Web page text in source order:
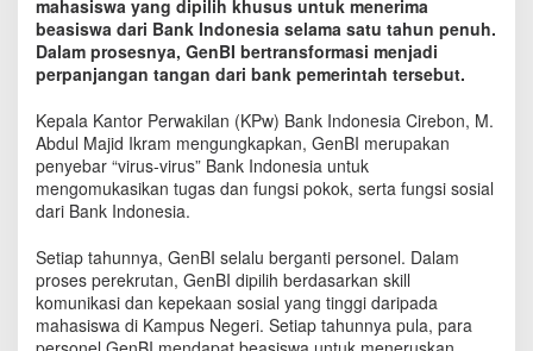
r
"
V
i
u
s
-
V
i
r
s
"
B
a
mahasiswa yang dipilih khusus untuk menerima
beasiswa dari Bank Indonesia selama satu tahun penuh.
Dalam prosesnya, GenBI bertransformasi menjadi
perpanjangan tangan dari bank pemerintah tersebut.
Kepala Kantor Perwakilan (KPw) Bank Indonesia Cirebon, M.
Abdul Majid Ikram mengungkapkan, GenBI merupakan
penyebar “virus-virus” Bank Indonesia untuk
mengomukasikan tugas dan fungsi pokok, serta fungsi sosial
dari Bank Indonesia.
Setiap tahunnya, GenBI selalu berganti personel. Dalam
proses perekrutan, GenBI dipilih berdasarkan skill
komunikasi dan kepekaan sosial yang tinggi daripada
mahasiswa di Kampus Negeri. Setiap tahunnya pula, para